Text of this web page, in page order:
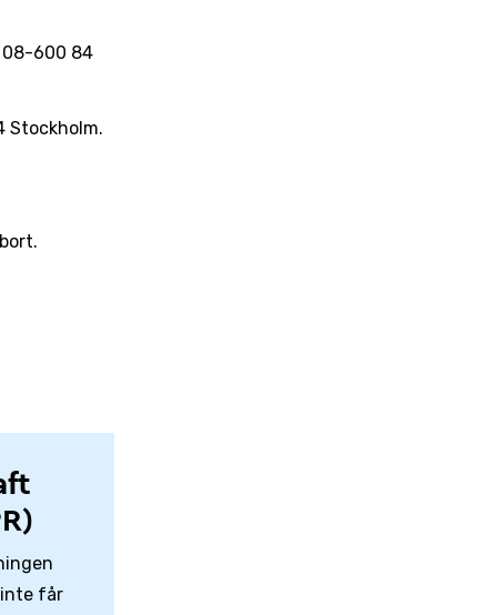
08-600 84
Stockholm.
inte får